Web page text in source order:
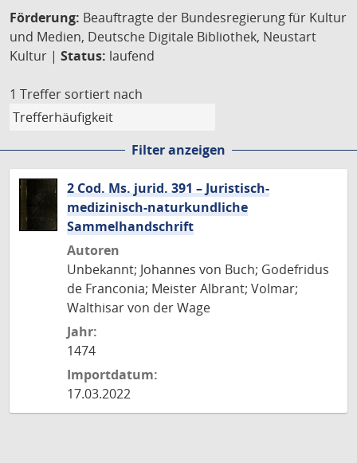
Förderung: Beauftragte der Bundesregierung für Kultur
und Medien, Deutsche Digitale Bibliothek, Neustart
Kultur | Status: laufend
1 Treffer sortiert nach
Filter anzeigen
2 Cod. Ms. jurid. 391 – Juristisch-
medizinisch-naturkundliche
Sammelhandschrift
Autoren
Unbekannt; Johannes von Buch; Godefridus
de Franconia; Meister Albrant; Volmar;
Walthisar von der Wage
Jahr:
1474
Importdatum:
17.03.2022